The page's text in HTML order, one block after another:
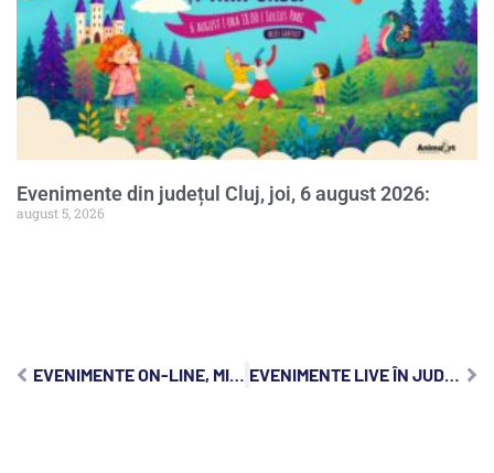
Evenimente din județul Cluj, joi, 6 august 2026:
august 5, 2026